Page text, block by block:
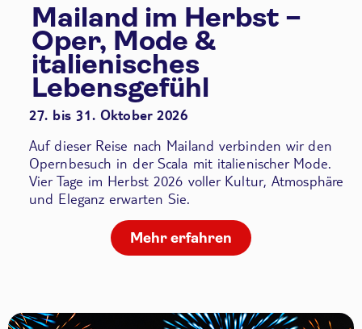
Mailand im Herbst –
Oper, Mode &
italienisches
Lebensgefühl
27. bis 31. Oktober 2026
Auf dieser Reise nach Mailand verbinden wir den
Opernbesuch in der Scala mit italienischer Mode.
Vier Tage im Herbst 2026 voller Kultur, Atmosphäre
und Eleganz erwarten Sie.
Mehr erfahren